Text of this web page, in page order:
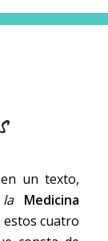
un texto,
Medicina
estos cuatro